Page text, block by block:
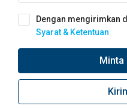
Dengan mengirimkan
Syarat & Ketentuan